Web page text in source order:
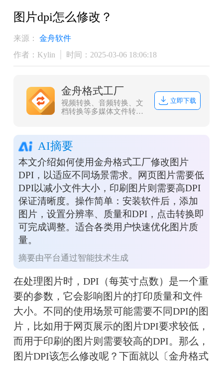
图片dpi怎么修改？
来源：
金舟软件
作者：Kylin
时间：2025-03-06 18:06:18
金舟格式工厂
视频转换、音频转换、文
档转换等多媒体文件转
立即下载
AI摘要
本文介绍如何使用金舟格式工厂修改图片
DPI，以适应不同场景需求。网页图片需要低
DPI以减小文件大小，印刷图片则需要高DPI
保证清晰度。操作简单：安装软件后，添加
图片，设置分辨率、质量和DPI，点击转换即
可完成调整。适合各类用户快速优化图片质
量。
摘要由平台通过智能技术生成
在处理图片时，DPI（每英寸点数）是一个重
要的参数，它会影响图片的打印质量和文件
大小。不同的使用场景可能需要不同DPI的图
片，比如用于网页展示的图片DPI要求较低，
而用于印刷的图片则需要较高的DPI。那么，
图片DPI该怎么修改呢？下面就以〔金舟格式